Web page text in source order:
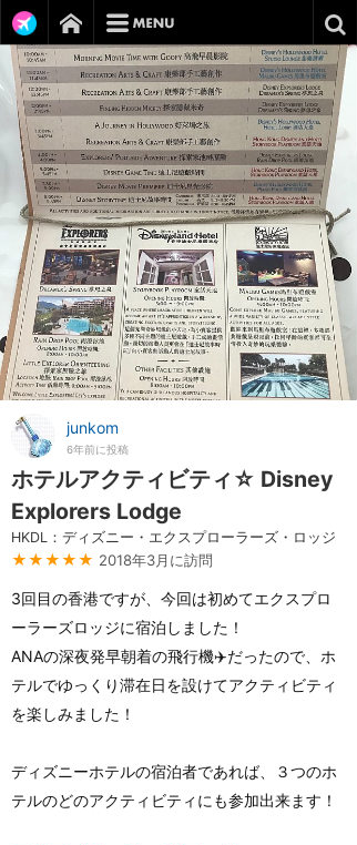
junkom
6年前に投稿
ホテルアクティビティ☆ Disney
Explorers Lodge
HKDL：ディズニー・エクスプローラーズ・ロッジ
★★★★★ 2018年3月に訪問
3回目の香港ですが、今回は初めてエクスプロ
ーラーズロッジに宿泊しました！
ANAの深夜発早朝着の飛行機✈️だったので、ホ
テルでゆっくり滞在日を設けてアクティビティ
を楽しみました！
ディズニーホテルの宿泊者であれば、３つのホ
テルのどのアクティビティにも参加出来ます！